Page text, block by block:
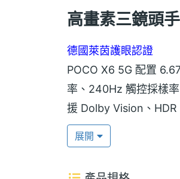
高畫素三鏡頭
德國萊茵護眼認證
POCO X6 5G 配置
率、240Hz 觸控採樣
援 Dolby Vision、
擁有德國萊茵 TÜV
展開